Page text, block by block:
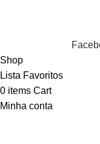
Shop
Lista Favoritos
0 items Cart
Minha conta